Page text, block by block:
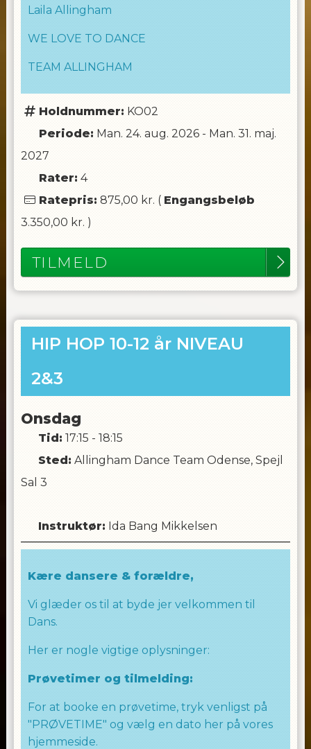
Laila Allingham
WE LOVE TO DANCE
TEAM ALLINGHAM
Holdnummer: KO02
Periode: Man. 24. aug. 2026- Man. 31. maj.
2027
Rater: 4
Ratepris: 875,00 kr. ( Engangsbeløb
3.350,00 kr. )
TILMELD
HIP HOP 10-12 år NIVEAU
2&3
Onsdag
Tid: 17:15 - 18:15
Sted: Allingham Dance Team Odense, Spejl
Sal 3
Instruktør: Ida Bang Mikkelsen
Kære dansere & forældre,
Vi glæder os til at byde jer velkommen til
Dans.
Her er nogle vigtige oplysninger:
Prøvetimer og tilmelding:
For at booke en prøvetime, tryk venligst på
"PRØVETIME" og vælg en dato her på vores
hjemmeside.